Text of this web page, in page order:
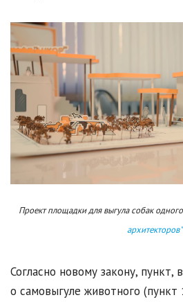
Проект площадки для выгула собак
архитекторов"
Согласно новому закону, пункт,
о самовыгуле животного (пункт